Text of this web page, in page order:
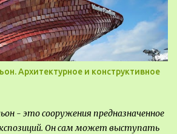
пунктов и т.д.
Архитектурное и конструктивное
- это сооружения предназначенное
Он сам может выступать